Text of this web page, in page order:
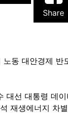
Share
노동 대안경제 반
대선 대통령 데이
재생에너지 차